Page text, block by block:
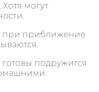
Хотя могут
при приближение
готовы подружится